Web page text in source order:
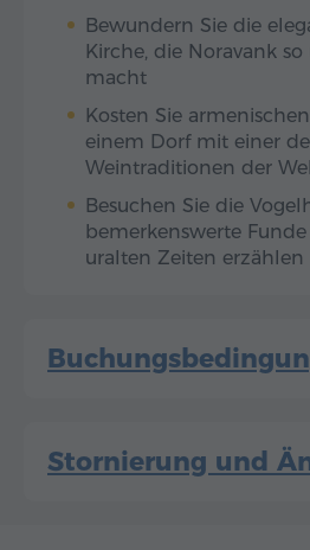
Bewundern Sie die
Kirche, die Noravank so
macht
Kosten Sie
einem Dorf mit einer
Weintraditionen der
Besuchen Sie die
bemerkenswerte
uralten Zeiten erzählen
Stornierung und